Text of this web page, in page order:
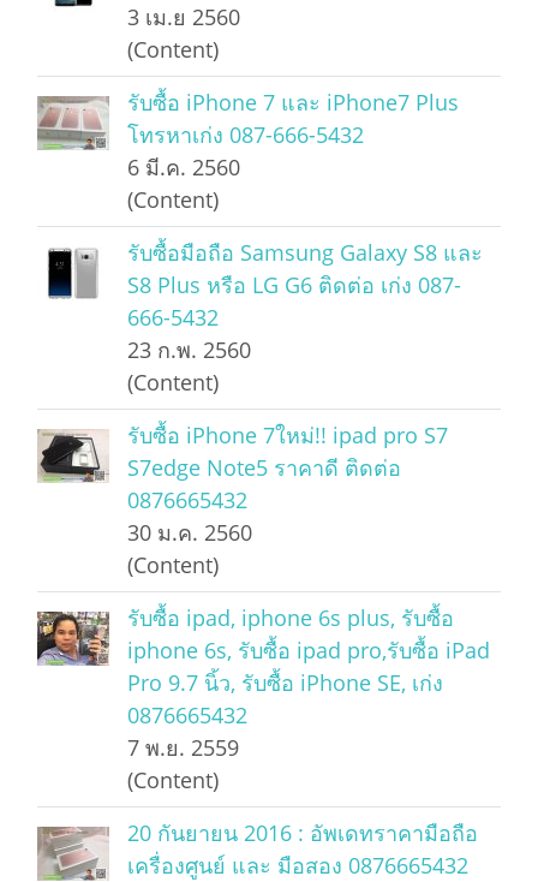
3 เม.ย 2560
(Content)
รับซื้อ iPhone 7 และ iPhone7 Plus
โทรหาเก่ง 087-666-5432
6 มี.ค. 2560
(Content)
รับซื้อมือถือ Samsung Galaxy S8 และ
S8 Plus หรือ LG G6 ติดต่อ เก่ง 087-
666-5432
23 ก.พ. 2560
(Content)
รับซื้อ iPhone 7ใหม่!! ipad pro S7
S7edge Note5 ราคาดี ติดต่อ
0876665432
30 ม.ค. 2560
(Content)
รับซื้อ ipad, iphone 6s plus, รับซื้อ
iphone 6s, รับซื้อ ipad pro,รับซื้อ iPad
Pro 9.7 นิ้ว, รับซื้อ iPhone SE, เก่ง
0876665432
7 พ.ย. 2559
(Content)
20 กันยายน 2016 : อัพเดทราคามือถือ
เครื่องศูนย์ และ มือสอง 0876665432